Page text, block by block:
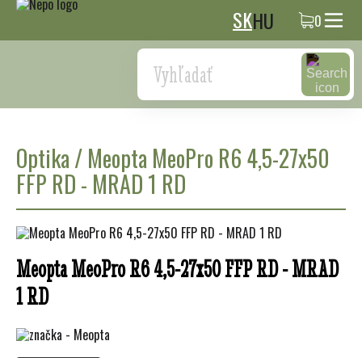
SKHU 0
Search
Optika/Meopta MeoPro R6 4,5-27x50
FFP RD - MRAD 1 RD
Meopta MeoPro R6 4,5-27x50 FFP RD - MRAD
1 RD